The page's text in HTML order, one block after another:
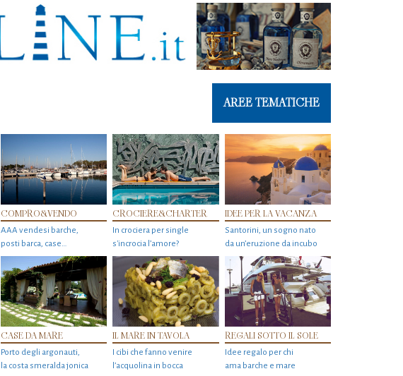
AREE TEMATICHE
COMPRO&VENDO
AAA vendesi barche,
posti barca, case…
CROCIERE&CHARTER
In crociera per single
s'incrocia l’amore?
IDEE PER LA VACANZA
Santorini, un sogno nato
da un’eruzione da incubo
CASE DA MARE
Porto degli argonauti,
la costa smeralda jonica
IL MARE IN TAVOLA
I cibi che fanno venire
l’acquolina in bocca
REGALI SOTTO IL SOLE
Idee regalo per chi
ama barche e mare